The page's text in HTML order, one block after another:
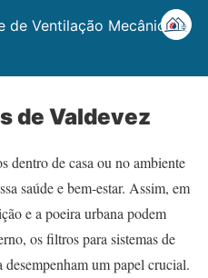
de Ventilação Mecânica
de Valdevez
dentro de casa ou no ambiente
saúde e bem-estar. Assim, em
e a poeira urbana podem
os filtros para sistemas de
um papel crucial.